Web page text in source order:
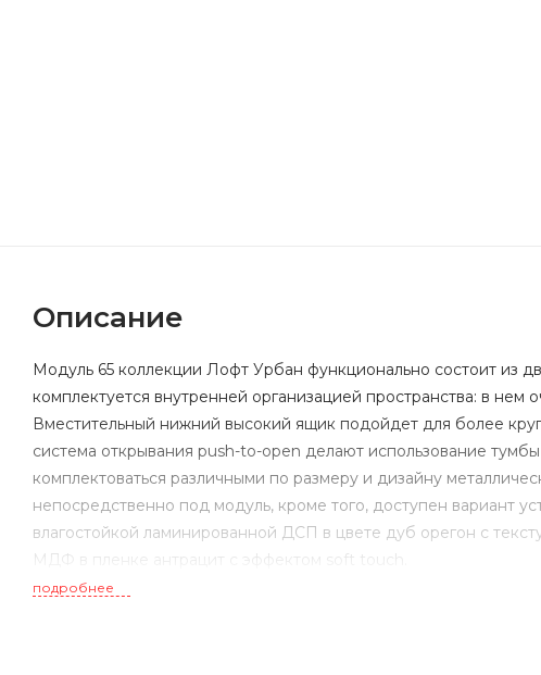
Описание
Модуль 65 коллекции Лофт Урбан функционально состоит из
комплектуется внутренней организацией пространства: в
Вместительный нижний высокий ящик подойдет для более
система открывания push-to-open делают использование
комплектоваться различными по размеру и дизайну
непосредственно под модуль, кроме того, доступен вариант
влагостойкой ламинированной ДСП в цвете дуб орегон с
МДФ в пленке антрацит с эффектом soft touch.
подробнее